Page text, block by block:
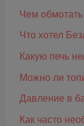
Чем
Что хотел
Какую печь
Можно ли
Давление в
Как часто